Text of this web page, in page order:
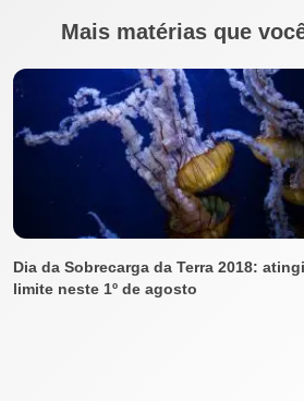
Mais matérias que
Dia da Sobrecarga da Terra 2018:
limite neste 1º de agosto